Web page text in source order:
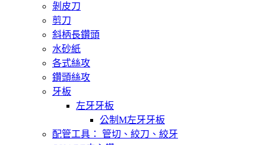
剝皮刀
剪刀
斜柄長鑽頭
水砂紙
各式絲攻
鑽頭絲攻
牙板
左牙牙板
公制M左牙牙板
配管工具： 管切、絞刀、絞牙